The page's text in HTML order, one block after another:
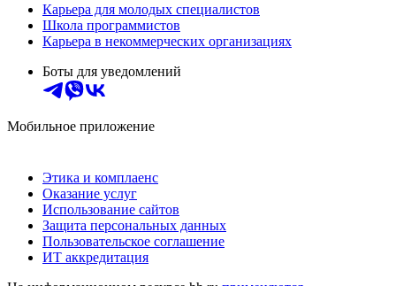
Карьера для молодых специалистов
Школа программистов
Карьера в некоммерческих организациях
Боты для уведомлений
Мобильное приложение
Этика и комплаенс
Оказание услуг
Использование сайтов
Защита персональных данных
Пользовательское соглашение
ИТ аккредитация